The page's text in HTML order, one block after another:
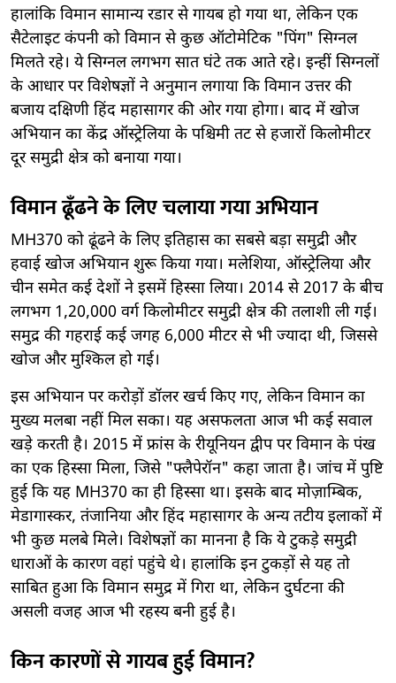
हालांकि विमान सामान्य रडार से गायब हो गया था, लेकिन एक
सैटेलाइट कंपनी को विमान से कुछ ऑटोमेटिक "पिंग" सिग्नल
मिलते रहे। ये सिग्नल लगभग सात घंटे तक आते रहे। इन्हीं सिग्नलों
के आधार पर विशेषज्ञों ने अनुमान लगाया कि विमान उत्तर की
बजाय दक्षिणी हिंद महासागर की ओर गया होगा। बाद में खोज
अभियान का केंद्र ऑस्ट्रेलिया के पश्चिमी तट से हजारों किलोमीटर
दूर समुद्री क्षेत्र को बनाया गया।
विमान ढूँढने के लिए चलाया गया अभियान
MH370 को ढूंढने के लिए इतिहास का सबसे बड़ा समुद्री और
हवाई खोज अभियान शुरू किया गया। मलेशिया, ऑस्ट्रेलिया और
चीन समेत कई देशों ने इसमें हिस्सा लिया। 2014 से 2017 के बीच
लगभग 1,20,000 वर्ग किलोमीटर समुद्री क्षेत्र की तलाशी ली गई।
समुद्र की गहराई कई जगह 6,000 मीटर से भी ज्यादा थी, जिससे
खोज और मुश्किल हो गई।
इस अभियान पर करोड़ों डॉलर खर्च किए गए, लेकिन विमान का
मुख्य मलबा नहीं मिल सका। यह असफलता आज भी कई सवाल
खड़े करती है। 2015 में फ्रांस के रीयूनियन द्वीप पर विमान के पंख
का एक हिस्सा मिला, जिसे "फ्लैपेरॉन" कहा जाता है। जांच में पुष्टि
हुई कि यह MH370 का ही हिस्सा था। इसके बाद मोज़ाम्बिक,
मेडागास्कर, तंजानिया और हिंद महासागर के अन्य तटीय इलाकों में
भी कुछ मलबे मिले। विशेषज्ञों का मानना है कि ये टुकड़े समुद्री
धाराओं के कारण वहां पहुंचे थे। हालांकि इन टुकड़ों से यह तो
साबित हुआ कि विमान समुद्र में गिरा था, लेकिन दुर्घटना की
असली वजह आज भी रहस्य बनी हुई है।
किन कारणों से गायब हुई विमान?